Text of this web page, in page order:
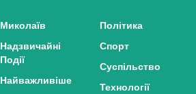
Миколаїв
Надзвичайні
Події
Найважливіше
Політика
Спорт
Суспільство
Технології